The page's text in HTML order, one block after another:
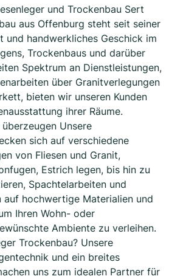
und Trockenbau Sert
aus Offenburg steht seit seiner
und handwerkliches Geschick im
Trockenbaus und darüber
Spektrum an Dienstleistungen,
über Granitverlegungen
bieten wir unseren Kunden
ihrer Räume.
Unsere
sich auf verschiedene
von Fliesen und Granit,
Estrich legen, bis hin zu
Spachtelarbeiten und
auf hochwertige Materialien und
Ihren Wohn- oder
Ambiente zu verleihen.
Trockenbau? Unsere
und ein breites
uns zum idealen Partner für